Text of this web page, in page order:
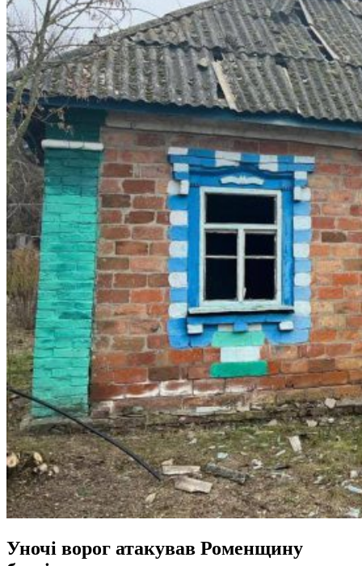
Уночі ворог атакував Роменщину